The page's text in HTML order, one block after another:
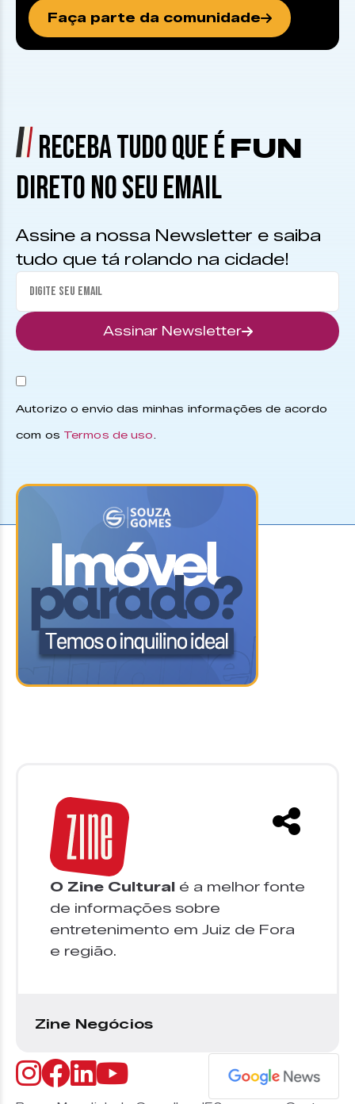
Faça parte da comunidade
RECEBA TUDO QUE É FUN
DIRETO NO SEU EMAIL
Assine a nossa Newsletter e saiba
tudo que tá rolando na cidade!
Assinar Newsletter
Autorizo o envio das minhas informações de acordo
com os Termos de uso.
O Zine Cultural é a melhor fonte
de informações sobre
entretenimento em Juiz de Fora
e região.
Zine Negócios